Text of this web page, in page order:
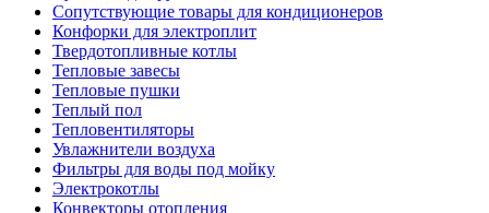
Сопутствующие товары для кондиционеров
Конфорки для электроплит
Твердотопливные котлы
Тепловые завесы
Тепловые пушки
Теплый пол
Тепловентиляторы
Увлажнители воздуха
Фильтры для воды под мойку
Электрокотлы
Конвекторы отопления